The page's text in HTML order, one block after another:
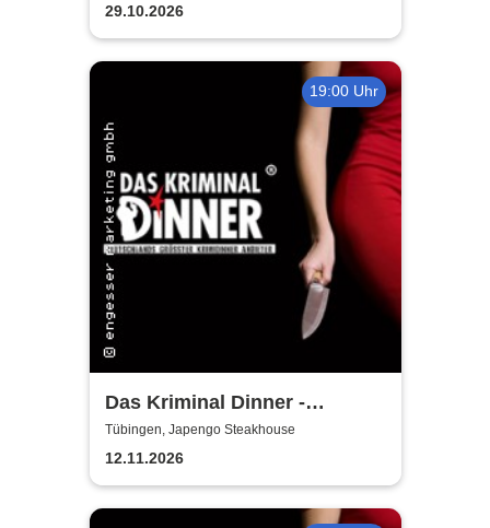
29.10.2026
19:00 Uhr
Das Kriminal Dinner -
Tödliche Vergangenheit
Tübingen, Japengo Steakhouse
12.11.2026